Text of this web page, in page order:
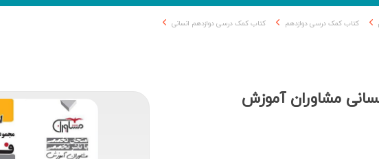
کتاب کمک درسی دوازدهم کتاب کمک درسی دوازدهم انسانی
مشاوران آموزش